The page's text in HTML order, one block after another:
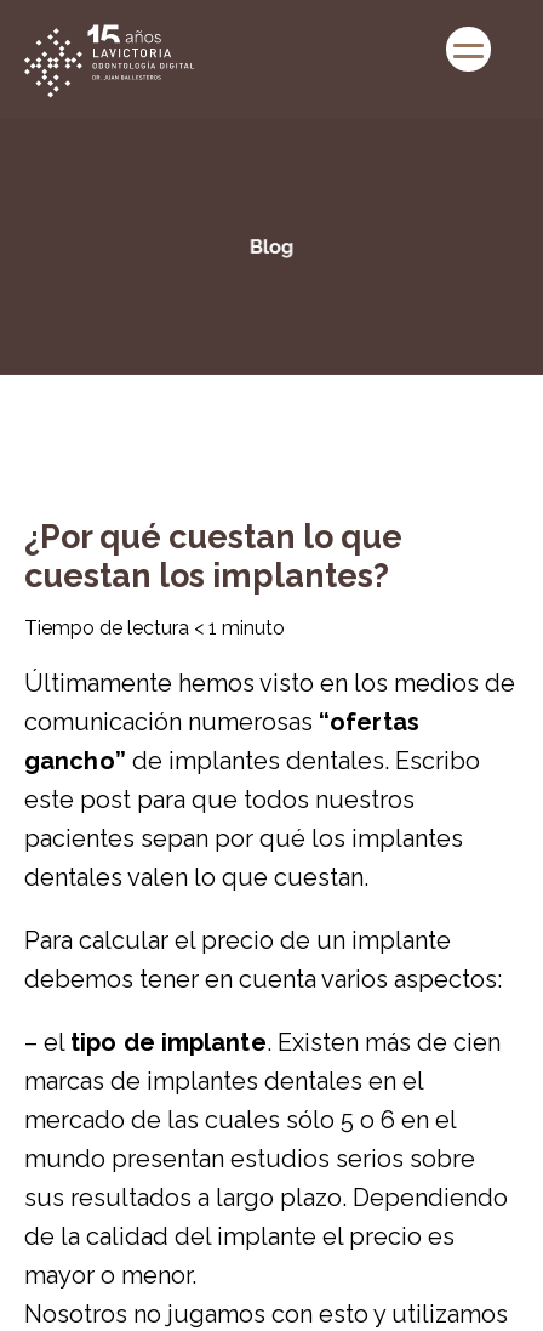
¿Por qué cuestan lo que
cuestan los implantes?
Tiempo de lectura < 1 minuto
Últimamente hemos visto en los medios de
comunicación numerosas “ofertas
gancho” de implantes dentales. Escribo
este post para que todos nuestros
pacientes sepan por qué los implantes
dentales valen lo que cuestan.
Para calcular el precio de un implante
debemos tener en cuenta varios aspectos:
– el tipo de implante. Existen más de cien
marcas de implantes dentales en el
mercado de las cuales sólo 5 o 6 en el
mundo presentan estudios serios sobre
sus resultados a largo plazo. Dependiendo
de la calidad del implante el precio es
mayor o menor.
Nosotros no jugamos con esto y utilizamos